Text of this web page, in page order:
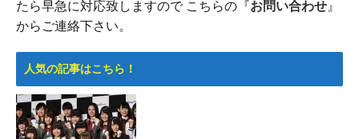
たら早急に対応致しますので こちらの『お問い合わせ 』
からご連絡下さい。
人気の記事はこちら！